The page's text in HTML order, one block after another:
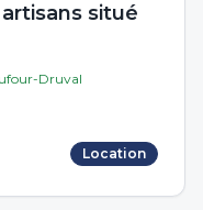
situé
Druval
Location